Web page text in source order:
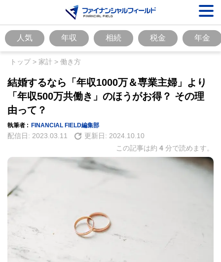
人気 年収 相続 税金 年金
トップ> 家計 > 働き方
結婚するなら「年収1000万＆専業主婦」より
「年収500万共働き」のほうがお得？ その理
由って？
執筆者 : FINANCIAL FIELD編集部
配信日: 2023.03.11 更新日: 2024.10.10
この記事は約 4 分で読めます。